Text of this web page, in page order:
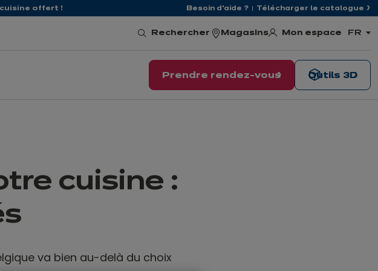
offert ! Besoin d'aide ? Télécharger le catalogue
Rechercher Magasins Mon espace FR
,
Outils 3D
Prendre rendez-vous
cuisine :
va bien au-delà du choix